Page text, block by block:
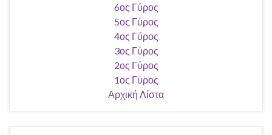
6ος Γύρος
5ος Γύρος
4ος Γύρος
3ος Γύρος
2ος Γύρος
1ος Γύρος
Αρχική Λίστα